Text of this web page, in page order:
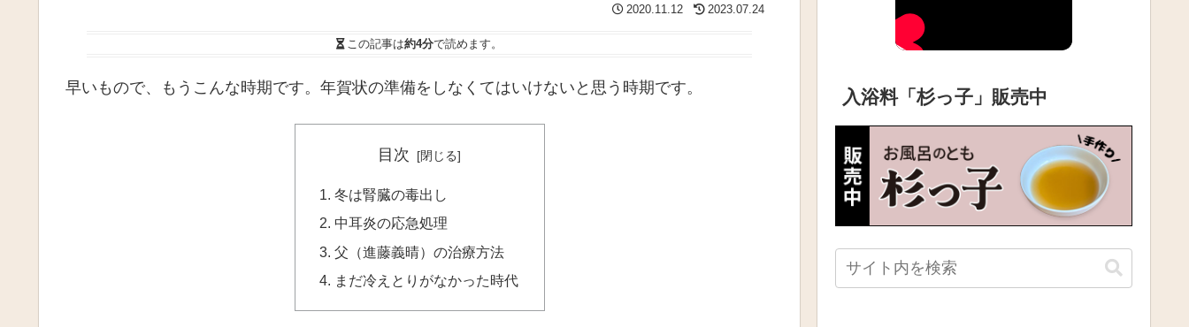
2020.11.12 2023.07.24
この記事は約4分で読めます。
早いもので、もうこんな時期です。年賀状の準備をしなくてはいけないと思う時期です。
目次
冬は腎臓の毒出し
中耳炎の応急処理
父（進藤義晴）の治療方法
まだ冷えとりがなかった時代
入浴料「杉っ子」販売中